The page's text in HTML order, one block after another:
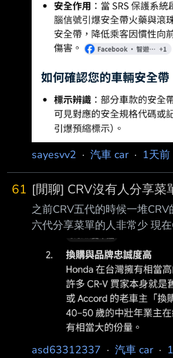
sayesvv2 · 汽車 car· 1天前
61 [閒聊] CRV沒有人分享菜
之前CRV五代的時候一堆
六代分享菜單的人非常少 現
電版本了 卻沒人分享過菜單
菜單 現在版上沒人買CRV了嗎
asd63312337 · 汽車 car·